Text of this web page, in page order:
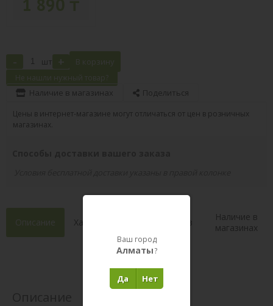
- шт + В корзину
Не нашли нужный товар?
Наличие в магазинах Поделиться
Цены в интернет-магазине могут отличаться от цен в розничных
магазинах.
Описание Характеристики Состав
Наличие в
магазинах
Отзывы 0
Ваш город
Алматы?
Нет
Да